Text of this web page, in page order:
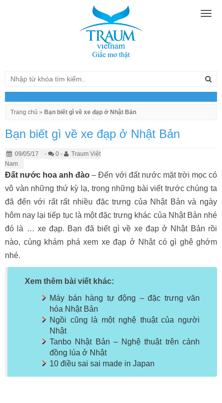
Trang chủ » Bạn biết gì về xe đạp ở Nhật Bản
Bạn biết gì về xe đạp ở Nhật Bản
09/05/17 - 0 -
Traum Việt
Nam
Đất nước hoa anh đào – Đến với đất nước mặt trời mọc có
vô vàn những thứ kỳ lạ, trong những bài viết trước chúng ta
đã đến với rất rất nhiều đặc trưng của Nhật Bản và ngày
hôm nay lại tiếp tục là một đặc trưng khác của Nhật Bản nhé
đó là … xe đạp. Bạn đã biết gì về xe đạp ở Nhật Bản rồi
nào, cùng khám phá xem xe đạp ở Nhật có gì ghê ghớm
nhé.
Xem thêm bài viết khác:
Máy bán hàng tự động – đặc trưng văn
hóa Nhật Bản
Ngồi cũng là một nghệ thuật của người
Nhật
Tanbo Nhật Bản – Nghệ thuật trên cánh
đồng lúa ở Nhật
10 điều sai sai made in Japan